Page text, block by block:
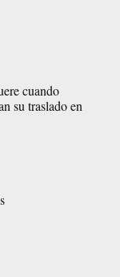
cuando
su traslado en